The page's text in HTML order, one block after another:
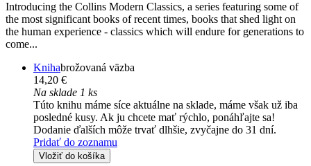
Introducing the Collins Modern Classics, a series featuring some of
the most significant books of recent times, books that shed light on
the human experience - classics which will endure for generations to
come...
Knihabrožovaná väzba
14,20 €
Na sklade 1 ks
Túto knihu máme síce aktuálne na sklade, máme však už iba
posledné kusy. Ak ju chcete mať rýchlo, ponáhľajte sa!
Dodanie ďalších môže trvať dlhšie, zvyčajne do 31 dní.
Pridať do zoznamu
Vložiť do košíka